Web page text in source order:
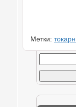
Метки:
Найти: